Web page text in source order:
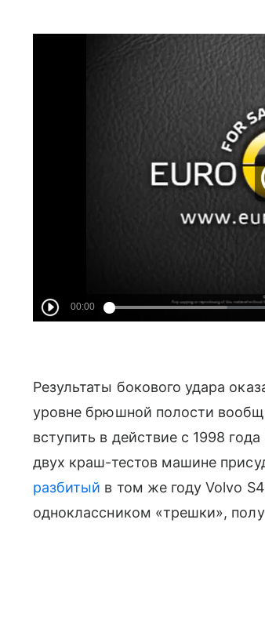
Результаты бокового удара
уровне брюшной полости
вступить в действие с 1998
двух краш-тестов машине
разбитый в том же году Volvo
одноклассником «трешки»,